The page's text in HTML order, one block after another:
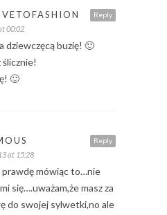
Reply
00:02
dziewczęcą buzię! 🙂
🙂
Reply
at 15:28
mówiąc to…nie
się….uważam,że masz za
do swojej sylwetki,no ale